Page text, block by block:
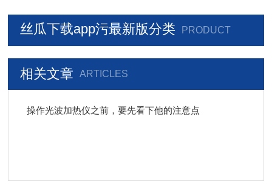
丝瓜下载app污最新版分类 PRODUCT
相关文章 ARTICLES
操作光波加热仪之前，要先看下他的注意点